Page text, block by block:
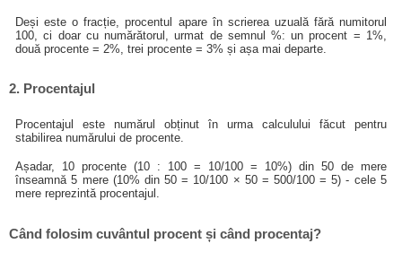
Deși este o fracție, procentul apare în scrierea uzuală fără numitorul
100, ci doar cu numărătorul, urmat de semnul %: un procent = 1%,
două procente = 2%, trei procente = 3% și așa mai departe.
2. Procentajul
Procentajul este numărul obținut în urma calculului făcut pentru
stabilirea numărului de procente.
Așadar, 10 procente (10 : 100 = 10/100 = 10%) din 50 de mere
înseamnă 5 mere (10% din 50 = 10/100 × 50 = 500/100 = 5) - cele 5
mere reprezintă procentajul.
Când folosim cuvântul procent și când procentaj?